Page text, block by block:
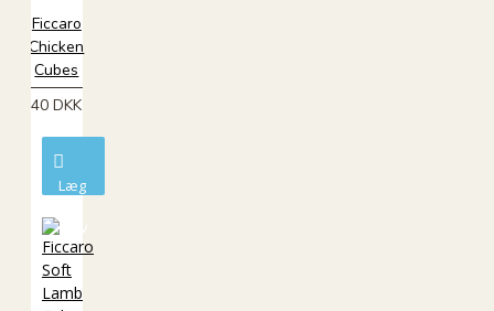
Ficcaro
Chicken
Cubes
40 DKK
Læg
kurv